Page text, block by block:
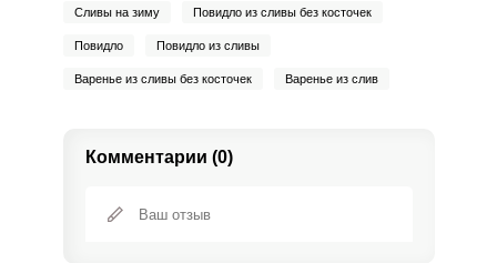
Сливы на зиму Повидло из сливы без косточек
Повидло Повидло из сливы
Варенье из сливы без косточек Варенье из слив
Комментарии (0)